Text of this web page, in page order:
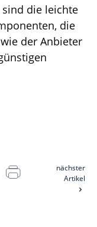
sind die leichte
die
der Anbieter
nächster
Artikel